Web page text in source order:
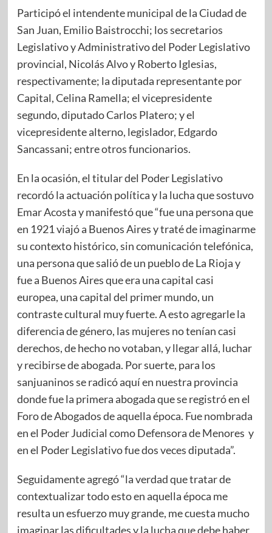
Participó el intendente municipal de la Ciudad de
San Juan, Emilio Baistrocchi; los secretarios
Legislativo y Administrativo del Poder Legislativo
provincial, Nicolás Alvo y Roberto Iglesias,
respectivamente; la diputada representante por
Capital, Celina Ramella; el vicepresidente
segundo, diputado Carlos Platero; y el
vicepresidente alterno, legislador, Edgardo
Sancassani; entre otros funcionarios.
En la ocasión, el titular del Poder Legislativo
recordó la actuación política y la lucha que sostuvo
Emar Acosta y manifestó que “fue una persona que
en 1921 viajó a Buenos Aires y traté de imaginarme
su contexto histórico, sin comunicación telefónica,
una persona que salió de un pueblo de La Rioja y
fue a Buenos Aires que era una capital casi
europea, una capital del primer mundo, un
contraste cultural muy fuerte. A esto agregarle la
diferencia de género, las mujeres no tenían casi
derechos, de hecho no votaban, y llegar allá, luchar
y recibirse de abogada. Por suerte, para los
sanjuaninos se radicó aquí en nuestra provincia
donde fue la primera abogada que se registró en el
Foro de Abogados de aquella época. Fue nombrada
en el Poder Judicial como Defensora de Menores y
en el Poder Legislativo fue dos veces diputada”.
Seguidamente agregó “la verdad que tratar de
contextualizar todo esto en aquella época me
resulta un esfuerzo muy grande, me cuesta mucho
imaginar las dificultades y la lucha que debe haber